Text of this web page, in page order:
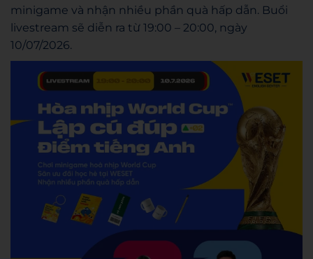
minigame và nhận nhiều phần quà hấp dẫn. Buổi
livestream sẽ diễn ra từ 19:00 – 20:00, ngày
10/07/2026.